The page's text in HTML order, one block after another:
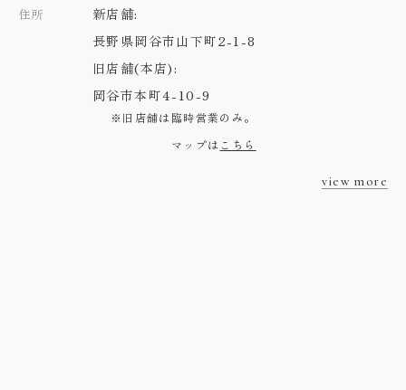
住所
新店舗:
長野県岡谷市山下町2-1-8
旧店舗(本店):
岡谷市本町4-10-9
※旧店舗は臨時営業のみ。
マップは こちら
view more